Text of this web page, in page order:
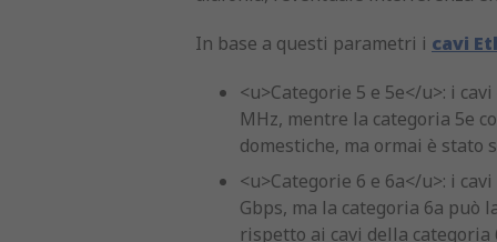
In base a questi parametri i cavi
<u>Categorie 5 e 5e</u>: i
MHz, mentre la categoria 5e
domestiche, ma ormai è
<u>Categorie 6 e 6a</u>: i
Gbps, ma la categoria 6a può
rispetto ai cavi della